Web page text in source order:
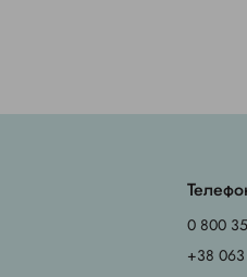
0 800
+38